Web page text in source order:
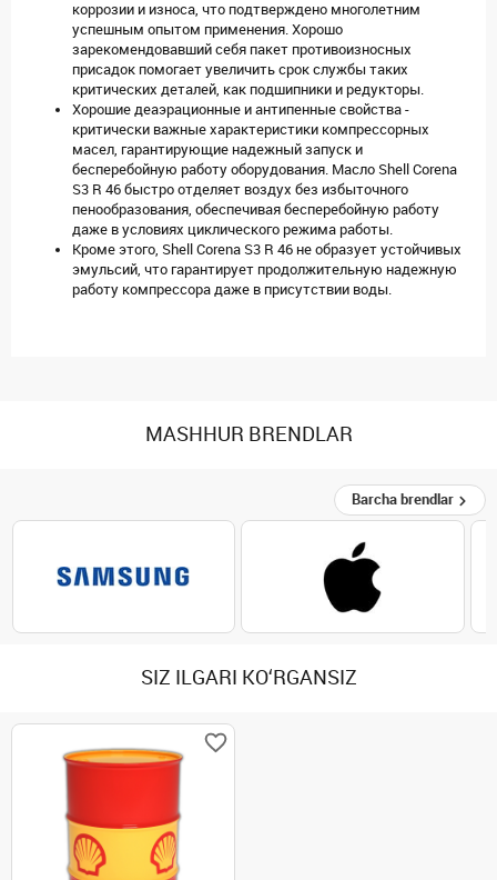
коррозии и износа, что подтверждено многолетним
успешным опытом применения. Хорошо
зарекомендовавший себя пакет противоизносных
присадок помогает увеличить срок службы таких
критических деталей, как подшипники и редукторы.
Хорошие деаэрационные и антипенные свойства -
критически важные характеристики компрессорных
масел, гарантирующие надежный запуск и
бесперебойную работу оборудования. Масло Shell Corena
S3 R 46 быстро отделяет воздух без избыточного
пенообразования, обеспечивая бесперебойную работу
даже в условиях циклического режима работы.
Кроме этого, Shell Corena S3 R 46 не образует устойчивых
эмульсий, что гарантирует продолжительную надежную
работу компрессора даже в присутствии воды.
MASHHUR BRENDLAR
Barcha brendlar
SIZ ILGARI KO‘RGANSIZ